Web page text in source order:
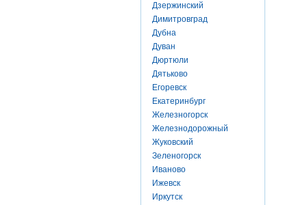
Дзержинский
Димитровград
Дубна
Дуван
Дюртюли
Дятьково
Егоревск
Екатеринбург
Железногорск
Железнодорожный
Жуковский
Зеленогорск
Иваново
Ижевск
Иркутск